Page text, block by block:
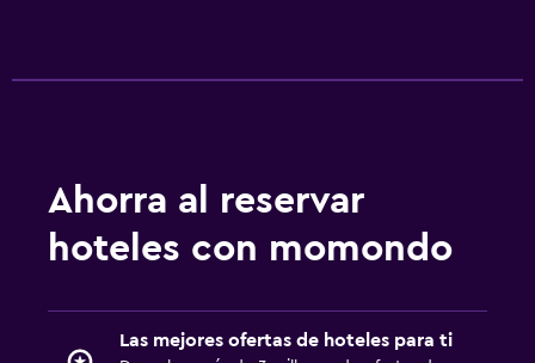
Ahorra al reservar
hoteles con momondo
Las mejores ofertas de hoteles para ti